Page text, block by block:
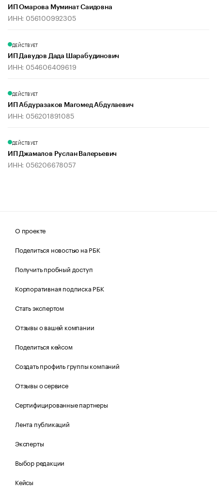
ИП Омарова Муминат Саидовна
ИНН: 056100992305
ДЕЙСТВУЕТ
ИП Давудов Дада Шарабудинович
ИНН: 054606409619
ДЕЙСТВУЕТ
ИП Абдуразаков Магомед Абдулаевич
ИНН: 056201891085
ДЕЙСТВУЕТ
ИП Джамалов Руслан Валерьевич
ИНН: 056206678057
О проекте
Поделиться новостью на РБК
Получить пробный доступ
Корпоративная подписка РБК
Стать экспертом
Отзывы о вашей компании
Поделиться кейсом
Создать профиль группы компаний
Отзывы о сервисе
Сертифицированные партнеры
Лента публикаций
Эксперты
Выбор редакции
Кейсы